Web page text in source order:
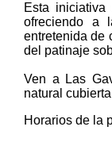
Esta
ofreciendo a
entretenida de
del patinaje
Ven a Las
natural
Horarios de la